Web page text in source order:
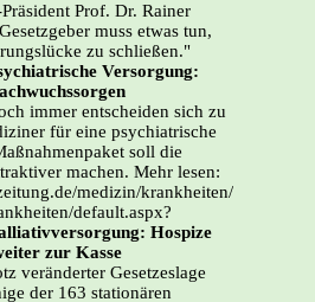
Prof. Dr. Rainer
muss etwas tun,
zu schließen."
Versorgung:
immer entscheiden sich zu
für eine psychiatrische
soll die
machen. Mehr lesen:
medizin/krankheiten/neuro-
default.aspx?
Hospize
zur Kasse
veränderter Gesetzeslage
der 163 stationären